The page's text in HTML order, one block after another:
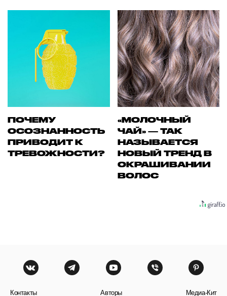
ПОЧЕМУ
ОСОЗНАННОСТЬ
ПРИВОДИТ К
ТРЕВОЖНОСТИ?
«МОЛОЧНЫЙ
ЧАЙ» — ТАК
НАЗЫВАЕТСЯ
НОВЫЙ ТРЕНД В
ОКРАШИВАНИИ
ВОЛОС
Контакты Авторы Медиа-Кит